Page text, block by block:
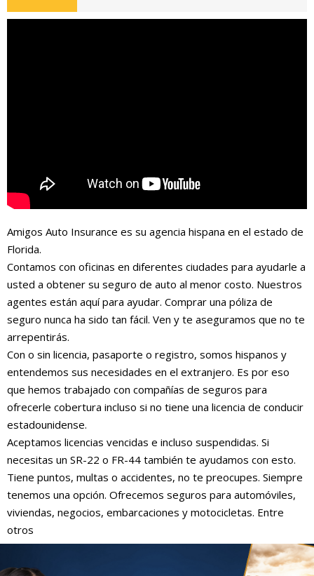
Amigos Auto Insurance es su agencia hispana en el estado de
Florida.
Contamos con oficinas en diferentes ciudades para ayudarle a
usted a obtener su seguro de auto al menor costo. Nuestros
agentes están aquí para ayudar. Comprar una póliza de
seguro nunca ha sido tan fácil. Ven y te aseguramos que no te
arrepentirás.
Con o sin licencia, pasaporte o registro, somos hispanos y
entendemos sus necesidades en el extranjero. Es por eso
que hemos trabajado con compañías de seguros para
ofrecerle cobertura incluso si no tiene una licencia de conducir
estadounidense.
Aceptamos licencias vencidas e incluso suspendidas. Si
necesitas un SR-22 o FR-44 también te ayudamos con esto.
Tiene puntos, multas o accidentes, no te preocupes. Siempre
tenemos una opción. Ofrecemos seguros para automóviles,
viviendas, negocios, embarcaciones y motocicletas. Entre
otros